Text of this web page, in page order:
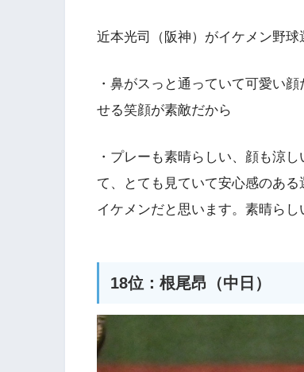
近本光司（阪神）がイケメン野球
・鼻がスっと通っていて可愛い
せる笑顔が素敵だから
・プレーも素晴らしい、顔も涼
て、とても見ていて安心感のあ
イケメンだと思います。素晴らし
18位：根尾昂（中日）